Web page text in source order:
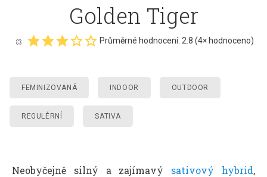
Golden Tiger
Průměrné hodnocení: 2.8 (4× hodnoceno)
FEMINIZOVANÁ INDOOR OUTDOOR
REGULÉRNÍ SATIVA
Neobyčejně silný a zajímavý sativový hybrid,